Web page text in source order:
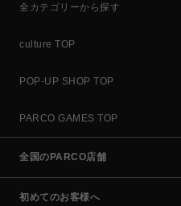
全カテゴリーから探す
culture TOP
POP-UP SHOP TOP
PARCO GAMES TOP
全国のPARCO店舗
初めてのお客様へ